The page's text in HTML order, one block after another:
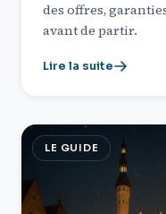
des offres,
avant de partir.
Lire la suite
LE GUIDE